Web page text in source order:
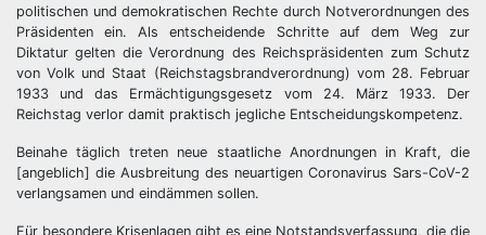
politischen und demokratischen Rechte durch Notverordnungen des
Präsidenten ein. Als entscheidende Schritte auf dem Weg zur
Diktatur gelten die Verordnung des Reichspräsidenten zum Schutz
von Volk und Staat (Reichstagsbrandverordnung) vom 28. Februar
1933 und das Ermächtigungsgesetz vom 24. März 1933. Der
Reichstag verlor damit praktisch jegliche Entscheidungskompetenz.
Beinahe täglich treten neue staatliche Anordnungen in Kraft, die
[angeblich] die Ausbreitung des neuartigen Coronavirus Sars-CoV-2
verlangsamen und eindämmen sollen.
Für besondere Krisenlagen gibt es eine Notstandsverfassung, die die